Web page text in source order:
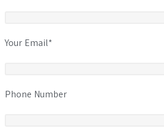
Your Email*
Phone Number